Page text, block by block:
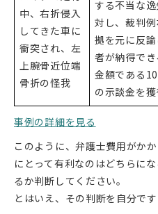
中、右折侵入
してきた車に
衝突され、左
上腕骨近位端
骨折の怪我
する不当な
対し、裁判
拠を元に反
者が納得で
金額である
の示談金を獲
事例の詳細を見る
このように、弁護士費用がか
にとって有利なのはどちらに
るか判断してください。
とはいえ、その判断を自分で